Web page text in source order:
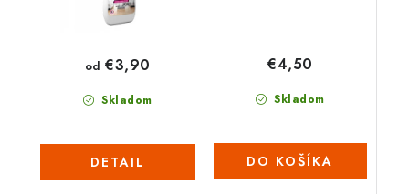
Skladom
od €3,90
DETAIL
Skladom
€4,50
DO KOŠÍKA